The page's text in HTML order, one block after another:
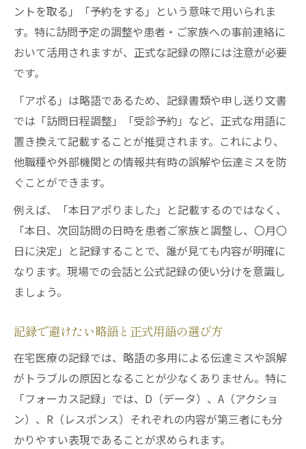
ントを取る」「予約をする」という意味で用いられま
す。特に訪問予定の調整や患者・ご家族への事前連絡に
おいて活用されますが、正式な記録の際には注意が必要
です。
「アポる」は略語であるため、記録書類や申し送り文書
では「訪問日程調整」「受診予約」など、正式な用語に
置き換えて記載することが推奨されます。これにより、
他職種や外部機関との情報共有時の誤解や伝達ミスを防
ぐことができます。
例えば、「本日アポりました」と記載するのではなく、
「本日、次回訪問の日時を患者ご家族と調整し、〇月〇
日に決定」と記録することで、誰が見ても内容が明確に
なります。現場での会話と公式記録の使い分けを意識し
ましょう。
記録で避けたい略語と正式用語の選び方
在宅医療の記録では、略語の多用による伝達ミスや誤解
がトラブルの原因となることが少なくありません。特に
「フォーカス記録」では、D（データ）、A（アクショ
ン）、R（レスポンス）それぞれの内容が第三者にも分
かりやすい表現であることが求められます。